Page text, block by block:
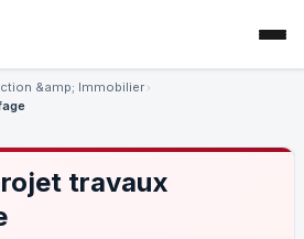
&amp; Immobilier
travaux